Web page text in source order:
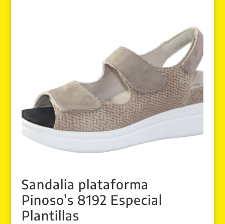
Sandalia plataforma
Pinoso’s 8192 Especial
Plantillas